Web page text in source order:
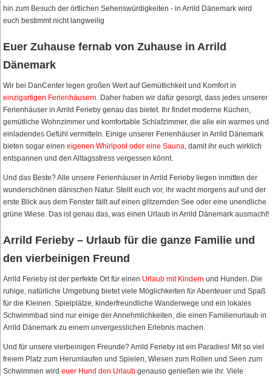
hin zum Besuch der örtlichen Sehenswürdigkeiten - in Arrild Dänemark wird
euch bestimmt nicht langweilig
Euer Zuhause fernab von Zuhause in Arrild
Dänemark
Wir bei DanCenter legen großen Wert auf Gemütlichkeit und Komfort in
einzigartigen Ferienhäusern. Daher haben wir dafür gesorgt, dass jedes unserer
Ferienhäuser in Arrild Ferieby genau das bietet. Ihr findet moderne Küchen,
gemütliche Wohnzimmer und komfortable Schlafzimmer, die alle ein warmes und
einladendes Gefühl vermitteln. Einige unserer Ferienhäuser in Arrild Dänemark
bieten sogar einen eigenen Whirlpool oder eine Sauna, damit ihr euch wirklich
entspannen und den Alltagsstress vergessen könnt.
Und das Beste? Alle unsere Ferienhäuser in Arrild Ferieby liegen inmitten der
wunderschönen dänischen Natur. Stellt euch vor, ihr wacht morgens auf und der
erste Blick aus dem Fenster fällt auf einen glitzernden See oder eine unendliche
grüne Wiese. Das ist genau das, was einen Urlaub in Arrild Dänemark ausmacht!
Arrild Ferieby – Urlaub für die ganze Familie und
den vierbeinigen Freund
Arrild Ferieby ist der perfekte Ort für einen Urlaub mit Kindern und Hunden. Die
ruhige, natürliche Umgebung bietet viele Möglichkeiten für Abenteuer und Spaß
für die Kleinen. Spielplätze, kinderfreundliche Wanderwege und ein lokales
Schwimmbad sind nur einige der Annehmlichkeiten, die einen Familienurlaub in
Arrild Dänemark zu einem unvergesslichen Erlebnis machen.
Und für unsere vierbeinigen Freunde? Arrild Ferieby ist ein Paradies! Mit so viel
freiem Platz zum Herumlaufen und Spielen, Wiesen zum Rollen und Seen zum
Schwimmen wird euer Hund den Urlaub genauso genießen wie ihr. Viele